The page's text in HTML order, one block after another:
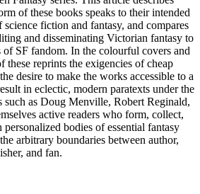
of these books speaks to their intended
science fiction and fantasy, and compares
and disseminating Victorian fantasy to
of SF fandom. In the colourful covers and
these reprints the exigencies of cheap
desire to make the works accessible to a
in eclectic, modern paratexts under the
such as Doug Menville, Robert Reginald,
active readers who form, collect,
bodies of essential fantasy
arbitrary boundaries between author,
and fan.